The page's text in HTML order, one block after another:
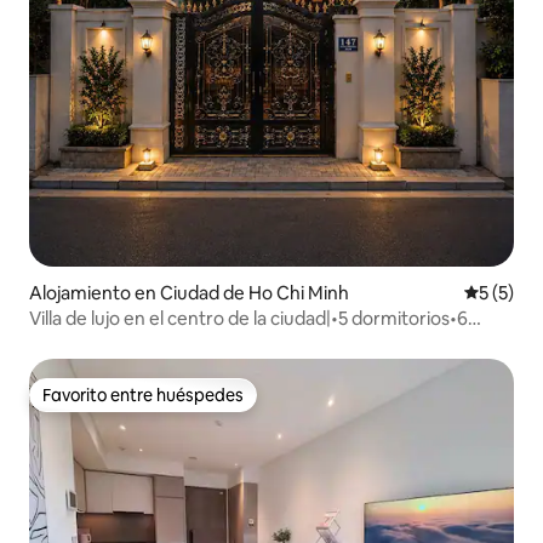
Alojamiento en Ciudad de Ho Chi Minh
5 (5)
Villa de lujo en el centro de la ciudad|•5 dormitorios•6
Favorito entre huéspedes
Favorito entre huéspedes